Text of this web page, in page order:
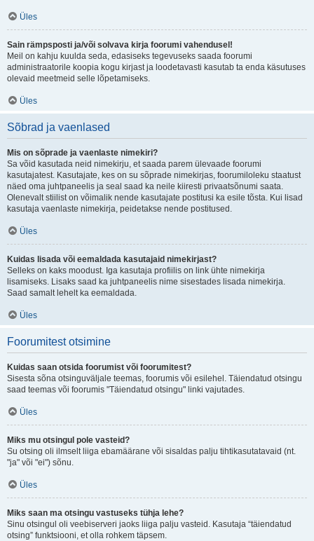
Üles
Sain rämpsposti ja/või solvava kirja foorumi vahendusel!
Meil on kahju kuulda seda, edasiseks tegevuseks saada foorumi
administraatorile koopia kogu kirjast ja loodetavasti kasutab ta enda käsutuses
olevaid meetmeid selle lõpetamiseks.
Üles
Sõbrad ja vaenlased
Mis on sõprade ja vaenlaste nimekiri?
Sa võid kasutada neid nimekirju, et saada parem ülevaade foorumi
kasutajatest. Kasutajate, kes on su sõprade nimekirjas, foorumiloleku staatust
näed oma juhtpaneelis ja seal saad ka neile kiiresti privaatsõnumi saata.
Olenevalt stiilist on võimalik nende kasutajate postitusi ka esile tõsta. Kui lisad
kasutaja vaenlaste nimekirja, peidetakse nende postitused.
Üles
Kuidas lisada või eemaldada kasutajaid nimekirjast?
Selleks on kaks moodust. Iga kasutaja profiilis on link ühte nimekirja
lisamiseks. Lisaks saad ka juhtpaneelis nime sisestades lisada nimekirja.
Saad samalt lehelt ka eemaldada.
Üles
Foorumitest otsimine
Kuidas saan otsida foorumist või foorumitest?
Sisesta sõna otsinguväljale teemas, foorumis või esilehel. Täiendatud otsingu
saad teemas või foorumis "Täiendatud otsingu" linki vajutades.
Üles
Miks mu otsingul pole vasteid?
Su otsing oli ilmselt liiga ebamäärane või sisaldas palju tihtikasutatavaid (nt.
"ja" või "ei") sõnu.
Üles
Miks saan ma otsingu vastuseks tühja lehe?
Sinu otsingul oli veebiserveri jaoks liiga palju vasteid. Kasutaja “täiendatud
otsing” funktsiooni, et olla rohkem täpsem.